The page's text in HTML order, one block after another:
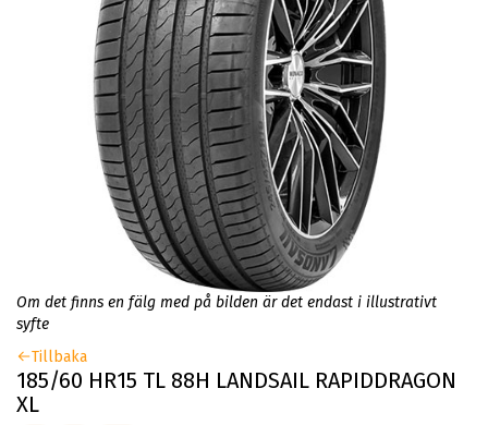
Om det finns en fälg med på bilden är det endast i illustrativt
syfte
Tillbaka
185/60 HR15 TL 88H LANDSAIL RAPIDDRAGON
XL